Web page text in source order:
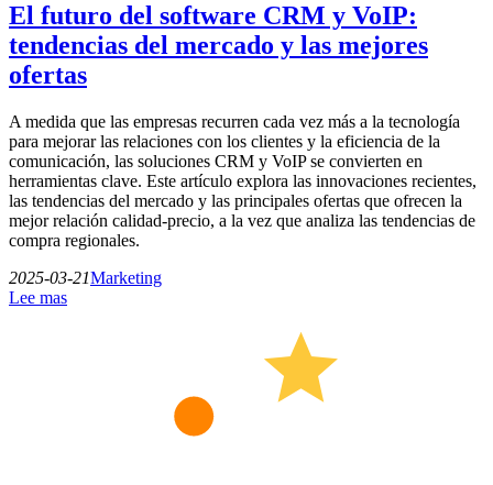
El futuro del software CRM y VoIP:
tendencias del mercado y las mejores
ofertas
A medida que las empresas recurren cada vez más a la tecnología
para mejorar las relaciones con los clientes y la eficiencia de la
comunicación, las soluciones CRM y VoIP se convierten en
herramientas clave. Este artículo explora las innovaciones recientes,
las tendencias del mercado y las principales ofertas que ofrecen la
mejor relación calidad-precio, a la vez que analiza las tendencias de
compra regionales.
2025-03-21Marketing
Lee mas